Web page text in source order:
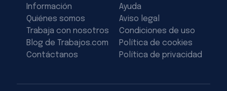
Información
Quiénes somos
Trabaja con nosotros
Blog de Trabajos.com
Contáctanos
Ayuda
Aviso legal
Condiciones de uso
Política de cookies
Política de privacidad